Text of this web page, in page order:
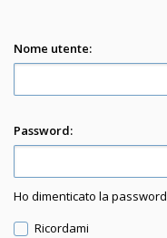
Nome utente:
Password:
Ho dimenticato la password
Ricordami